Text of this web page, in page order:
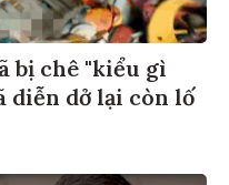
bị chê "kiểu gì
diễn dở lại còn lố